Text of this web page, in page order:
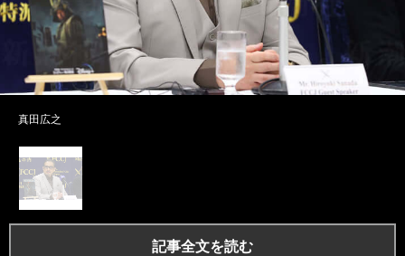
真田広之
記事全文を読む